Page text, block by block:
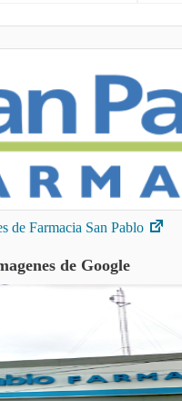
de Farmacia San Pablo
de Google